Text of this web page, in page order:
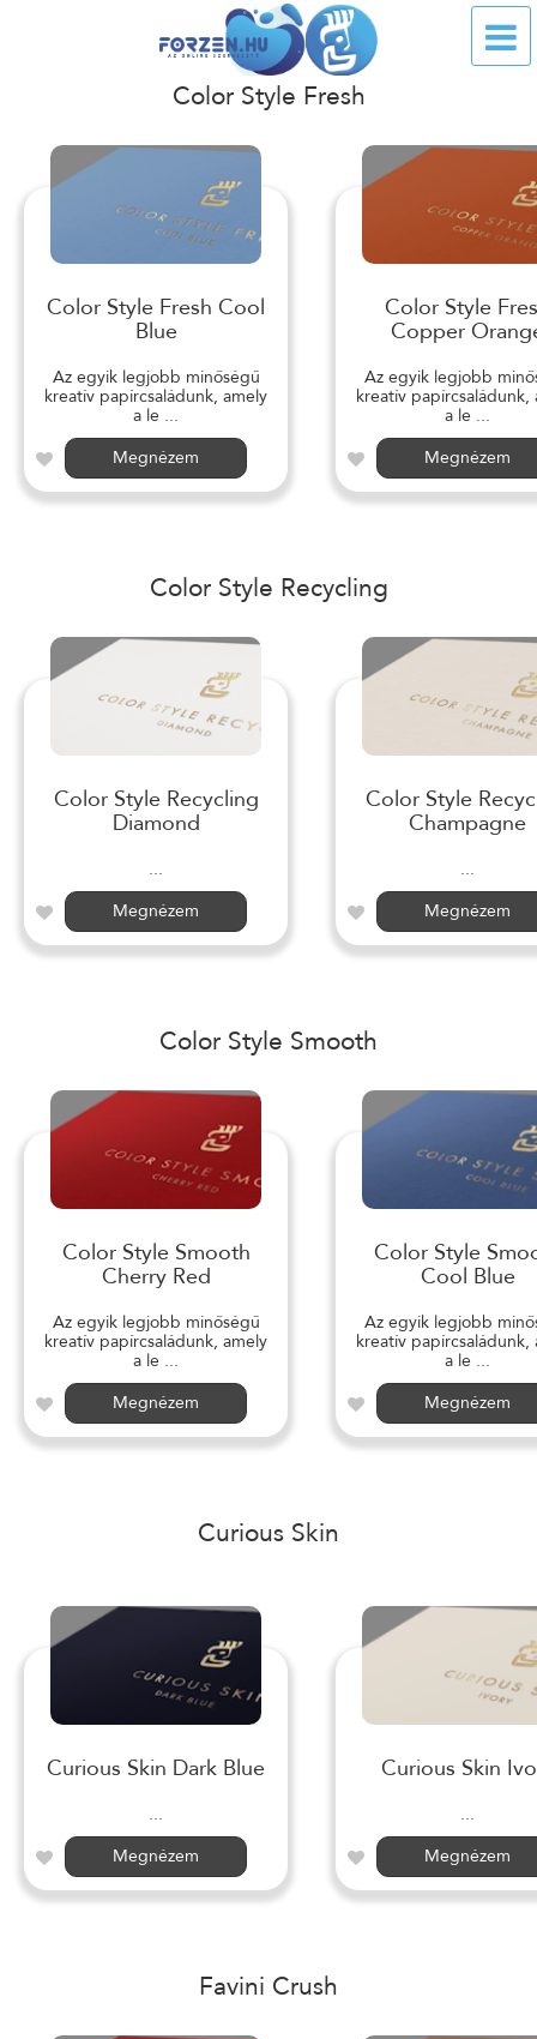
Color Style Fresh
Color Style Fresh Cool
Blue
Az egyik legjobb minőségű
kreatív papírcsaládunk, amely
a le ...
Megnézem
Color Style
Copper
Az egyik legjobb
kreatív papírcsaládunk,
a le ...
Megnézem
Color Style Recycling
Color Style Recycling
Diamond
...
Megnézem
Color Style
Champagne
...
Megnézem
Color Style Smooth
Color Style Smooth
Cherry Red
Az egyik legjobb minőségű
kreatív papírcsaládunk, amely
a le ...
Megnézem
Color Style
Cool Blue
Az egyik legjobb
kreatív papírcsaládunk,
a le ...
Megnézem
Curious Skin
Curious Skin Dark Blue
...
Megnézem
Curious Skin
...
Megnézem
Favini Crush